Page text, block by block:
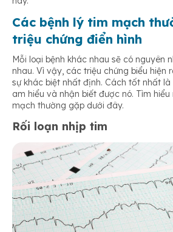
Các bệnh lý tim mạch
triệu chứng điển hình
Mỗi loại bệnh khác nhau sẽ có nguyên
nhau. Vì vậy, các triệu chứng biểu hiện
sự khác biệt nhất định. Cách tốt nhất
am hiểu và nhận biết được nó. Tìm
mạch thường gặp dưới đây.
Rối loạn nhịp tim